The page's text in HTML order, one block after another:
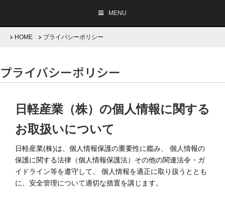
MENU
企業情報
採用情報
サステナビリティ
Company Brochure English /
HOME プライバシーポリシー
プライバシーポリシー
日軽産業（株）の個人情報に関する
お取扱いについて
日軽産業(株)は、個人情報保護の重要性に鑑み、 個人情報の
保護に関する法律（個人情報保護法）その他の関連法令・ガ
イドライン等を遵守して、 個人情報を適正に取り扱うととも
に、安全管理について適切な措置を講じます。